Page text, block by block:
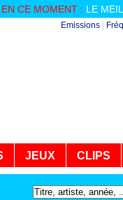
EN CE MOMENT : LE
Emissions
JEUX CLIPS